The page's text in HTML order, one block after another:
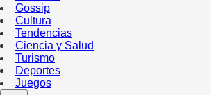
Gossip
Cultura
Tendencias
Ciencia y Salud
Turismo
Deportes
Juegos